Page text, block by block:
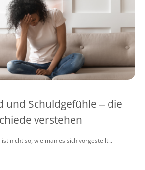
und Schuldgefühle ‒ die
verstehen
nicht so, wie man es sich vorgestellt...